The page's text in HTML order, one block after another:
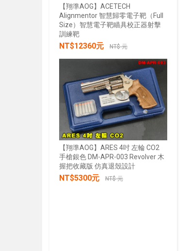
【翔準AOG】ACETECH
Alignmentor 智慧歸零電子靶（Full
Size）智慧電子靶瞄具校正器射擊
訓練靶
NT$12360元 NT$ 元
【翔準AOG】ARES 4吋 左輪 CO2
手槍銀色 DM-APR-003 Revolver 木
握把收藏版 仿真退殼設計
NT$5300元 NT$ 元